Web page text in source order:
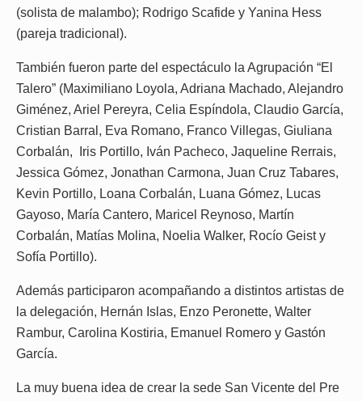
(solista de malambo); Rodrigo Scafide y Yanina Hess
(pareja tradicional).
También fueron parte del espectáculo la Agrupación “El
Talero” (Maximiliano Loyola, Adriana Machado, Alejandro
Giménez, Ariel Pereyra, Celia Espíndola, Claudio García,
Cristian Barral, Eva Romano, Franco Villegas, Giuliana
Corbalán, Iris Portillo, Iván Pacheco, Jaqueline Rerrais,
Jessica Gómez, Jonathan Carmona, Juan Cruz Tabares,
Kevin Portillo, Loana Corbalán, Luana Gómez, Lucas
Gayoso, María Cantero, Maricel Reynoso, Martín
Corbalán, Matías Molina, Noelia Walker, Rocío Geist y
Sofía Portillo).
Además participaron acompañando a distintos artistas de
la delegación, Hernán Islas, Enzo Peronette, Walter
Rambur, Carolina Kostiria, Emanuel Romero y Gastón
García.
La muy buena idea de crear la sede San Vicente del Pre